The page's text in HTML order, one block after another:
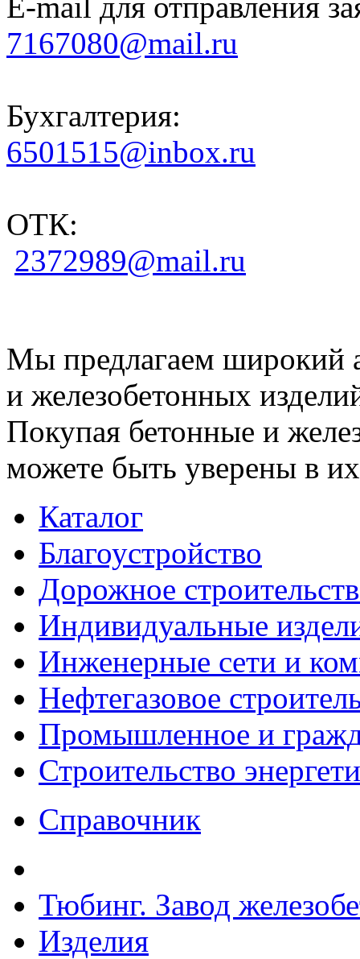
7167080@mail.ru
Бухгалтерия:
6501515@inbox.ru
ОТК:
2372989@mail.ru
Мы предлагаем широкий
и железобетонных
Покупая бетонные и
можете быть уверены в их
Каталог
Благоустройство
Дорожное
Индивидуальные
Инженерные сети и
Нефтегазовое
Промышленное и
Строительство
Справочник
Тюбинг. Завод
Изделия